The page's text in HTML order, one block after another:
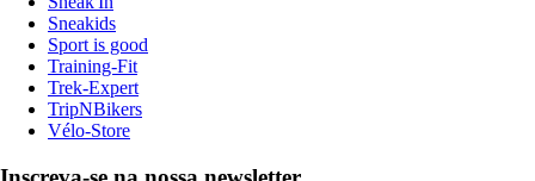
Sneakids
Sport is good
Training-Fit
Trek-Expert
TripNBikers
Vélo-Store